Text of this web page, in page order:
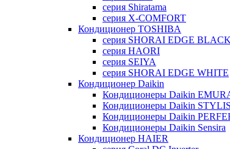
серия Shiratama
серия X-COMFORT
Кондиционер TOSHIBA
серия SHORAI EDGE BLACK
серия HAORI
серия SEIYA
серия SHORAI EDGE WHITE
Кондиционер Daikin
Кондиционеры Daikin
Кондиционеры Daikin
Кондиционеры Daikin
Кондиционеры Daikin Sensira
Кондиционер HAIER